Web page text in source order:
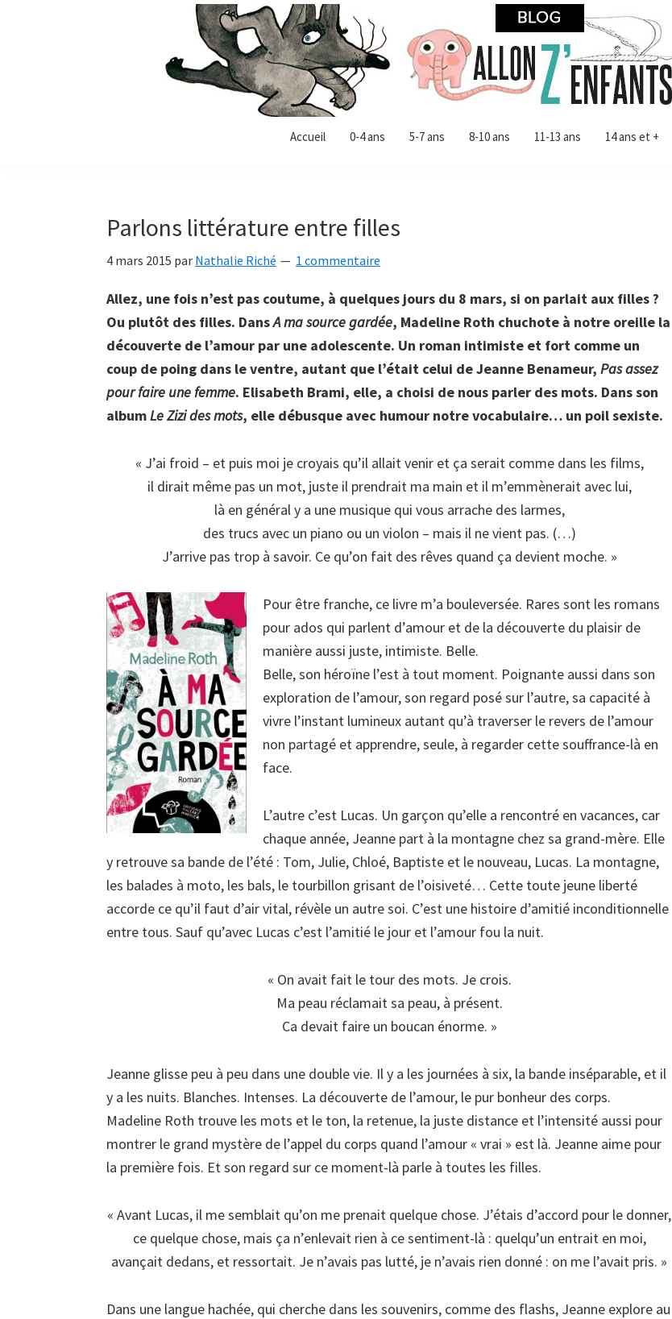
Accueil 0-4 ans 5-7 ans 8-10 ans 11-13 ans 14 ans et +
Parlons littérature entre filles
4 mars 2015 par Nathalie Riché 1 commentaire
Allez, une fois n’est pas coutume, à quelques jours du 8 mars, si on parlait aux filles ?
Ou plutôt des filles. DansA ma source gardée, Madeline Roth chuchote à notre oreille la
découverte de l’amour par une adolescente. Un roman intimiste et fort comme un
coup de poing dans le ventre, autant que l’était celui de Jeanne Benameur, Pas assez
pour faire une femme. Elisabeth Brami, elle, a choisi de nous parler des mots. Dans son
albumLe Zizi des mots, elle débusque avec humour notre vocabulaire… un poil sexiste.
« J’ai froid – et puis moi je croyais qu’il allait venir et ça serait comme dans les films,
il dirait même pas un mot, juste il prendrait ma main et il m’emmènerait avec lui,
là en général y a une musique qui vous arrache des larmes,
des trucs avec un piano ou un violon – mais il ne vient pas. (…)
J’arrive pas trop à savoir. Ce qu’on fait des rêves quand ça devient moche. »
Pour être franche, ce livre m’a bouleversée. Rares sont les romans
pour ados qui parlent d’amour et de la découverte du plaisir de
manière aussi juste, intimiste. Belle.
Belle, son héroïne l’est à tout moment. Poignante aussi dans son
exploration de l’amour, son regard posé sur l’autre, sa capacité à
vivre l’instant lumineux autant qu’à traverser le revers de l’amour
non partagé et apprendre, seule, à regarder cette souffrance-là en
face.
L’autre c’est Lucas. Un garçon qu’elle a rencontré en vacances, car
chaque année, Jeanne part à la montagne chez sa grand-mère. Elle
y retrouve sa bande de l’été : Tom, Julie, Chloé, Baptiste et le nouveau, Lucas. La montagne,
les balades à moto, les bals, le tourbillon grisant de l’oisiveté… Cette toute jeune liberté
accorde ce qu’il faut d’air vital, révèle un autre soi. C’est une histoire d’amitié inconditionnelle
entre tous. Sauf qu’avec Lucas c’est l’amitié le jour et l’amour fou la nuit.
« On avait fait le tour des mots. Je crois.
Ma peau réclamait sa peau, à présent.
Ca devait faire un boucan énorme. »
Jeanne glisse peu à peu dans une double vie. Il y a les journées à six, la bande inséparable, et il
y a les nuits. Blanches. Intenses. La découverte de l’amour, le pur bonheur des corps.
Madeline Roth trouve les mots et le ton, la retenue, la juste distance et l’intensité aussi pour
montrer le grand mystère de l’appel du corps quand l’amour « vrai » est là. Jeanne aime pour
la première fois. Et son regard sur ce moment-là parle à toutes les filles.
« Avant Lucas, il me semblait qu’on me prenait quelque chose. J’étais d’accord pour le donner,
ce quelque chose, mais ça n’enlevait rien à ce sentiment-là : quelqu’un entrait en moi,
avançait dedans, et ressortait. Je n’avais pas lutté, je n’avais rien donné : on me l’avait pris. »
Dans une langue hachée, qui cherche dans les souvenirs, comme des flashs, Jeanne explore au